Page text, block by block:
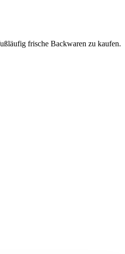
frische Backwaren zu kaufen.